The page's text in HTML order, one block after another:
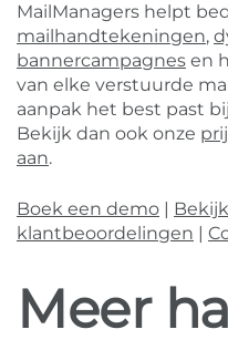
MailManagers helpt
mailhandtekeningen,
bannercampagnes en
van elke verstuurde
aanpak het best past
Bekijk dan ook onze
aan.
Boek een demo
klantbeoordelingen
Meer